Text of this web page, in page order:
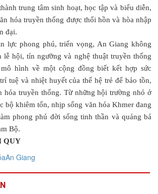
trung tâm sinh hoạt, học tập và biểu diễn,
hóa truyền thống được thổi hồn và hòa nhập
đại.
lực phong phú, triển vọng, An Giang không
lễ hội, tín ngưỡng và nghệ thuật truyền thống
hình về một cộng đồng biết kết hợp sức
tuệ và nhiệt huyết của thế hệ trẻ để bảo tồn,
hóa truyền thống. Từ những hội trường nhỏ ở
bộ khiêm tốn, nhịp sống văn hóa Khmer đang
phong phú đời sống tinh thần và quảng bá
Bộ.
QUY
An Giang